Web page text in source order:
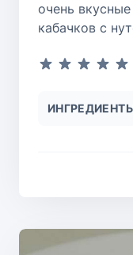
очень
кабачков с